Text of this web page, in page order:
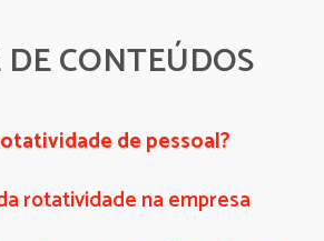
CONTEÚDOS
de pessoal?
rotatividade na empresa